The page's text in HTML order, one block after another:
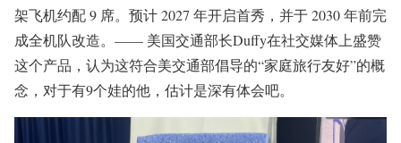
架飞机约配 9 席。预计 2027 年开启首秀，并于 2030 年前完
成全机队改造。—— 美国交通部长Duffy在社交媒体上盛赞
这个产品，认为这符合美交通部倡导的“家庭旅行友好”的概
念，对于有9个娃的他，估计是深有体会吧。